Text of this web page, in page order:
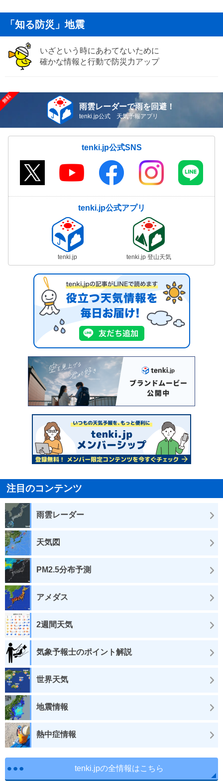
「知る防災」地震
いざという時にあわてないために
確かな情報と行動で防災力アップ
雨雲レーダーで雨を回避！
tenki.jp公式 天気予報アプリ
tenki.jp公式SNS
tenki.jp公式アプリ
tenki.jp tenki.jp 登山天気
注目のコンテンツ
雨雲レーダー
天気図
PM2.5分布予測
アメダス
2週間天気
気象予報士のポイント解説
世界天気
地震情報
熱中症情報
tenki.jpの全情報はこちら